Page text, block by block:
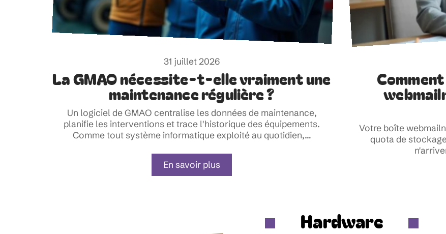
31 juillet 2026
La GMAO nécessite-t-elle vraiment une
maintenance régulière ?
Un logiciel de GMAO centralise les données de maintenance,
planifie les interventions et trace l'historique des équipements.
Comme tout système informatique exploité au quotidien,…
En savoir plus
Votre boîte
quota de
Hardware